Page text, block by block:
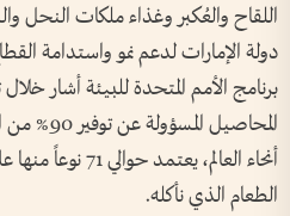
اللقاح والعُكبر وغذاء ملكات النحل
دولة الإمارات لدعم نمو واستدامة
المحاصيل
أنحاء العالم،
الطعام الذي نأكله.